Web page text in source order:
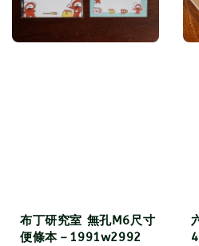
布丁研究室 無孔M6尺寸
便條本－1991w2992